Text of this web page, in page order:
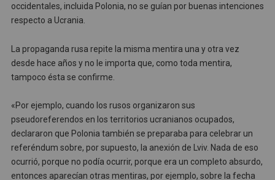
occidentales, incluida Polonia, no se guían por buenas intenciones
respecto a Ucrania.
La propaganda rusa repite la misma mentira una y otra vez
desde hace años y no le importa que, como toda mentira,
tampoco ésta se confirme.
«Por ejemplo, cuando los rusos organizaron sus
pseudoreferendos en los territorios ucranianos ocupados,
declararon que Polonia también se preparaba para celebrar un
referéndum sobre, por supuesto, la anexión de Lviv. Nada de eso
ocurrió, porque no podía ocurrir, porque era un completo absurdo,
entonces aparecían otras mentiras, por ejemplo, sobre la fecha